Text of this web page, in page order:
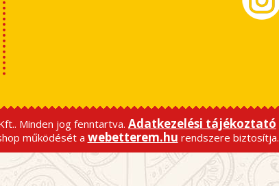
Minden jog fenntartva. Adatkezelési tájékoztató
működését a webetterem.hu rendszere biztosítja.